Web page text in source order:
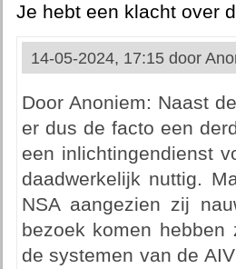
Je hebt een klacht over
14-05-2024, 17:15 door
Door Anoniem: Naast
er dus de facto een
een inlichtingendienst
daadwerkelijk nuttig.
NSA aangezien zij
bezoek komen
de systemen van de